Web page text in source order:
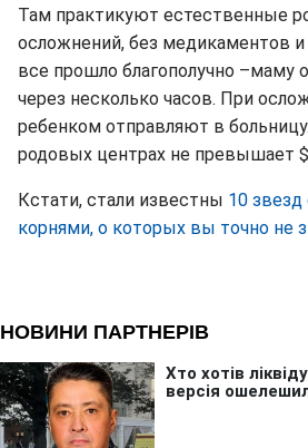
Там практикуют естественные
осложнений, без медикаментов и
все прошло благополучно –маму
через несколько часов. При
ребенком отправляют в
родовых центрах не превышает
Кстати, стали известны 10
корнями, о которых вы точно не